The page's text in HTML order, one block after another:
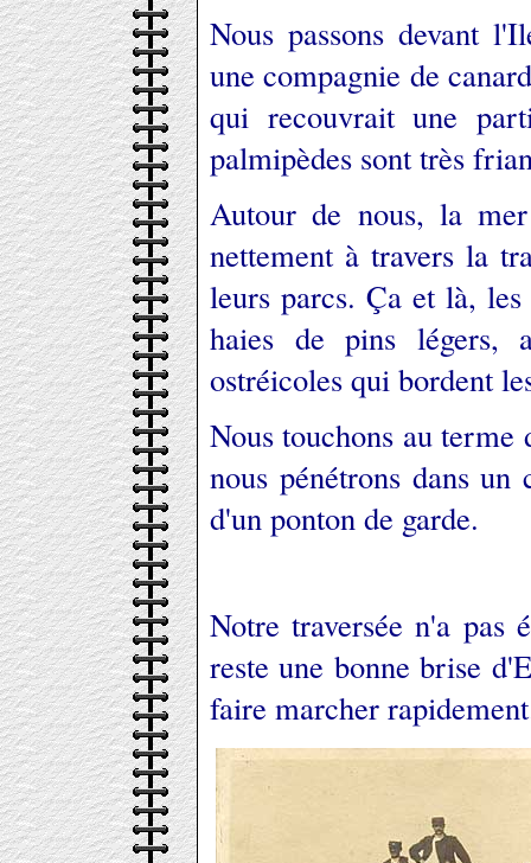
Nous passons devant
une compagnie de
qui recouvrait une
palmipèdes sont très
Autour de nous, la
nettement à travers la
leurs parcs. Ça et là,
haies de pins légers,
ostréicoles qui bordent
Nous touchons au terme
nous pénétrons dans
d'un ponton de garde.
Notre traversée n'a pas
reste une bonne brise
faire marcher